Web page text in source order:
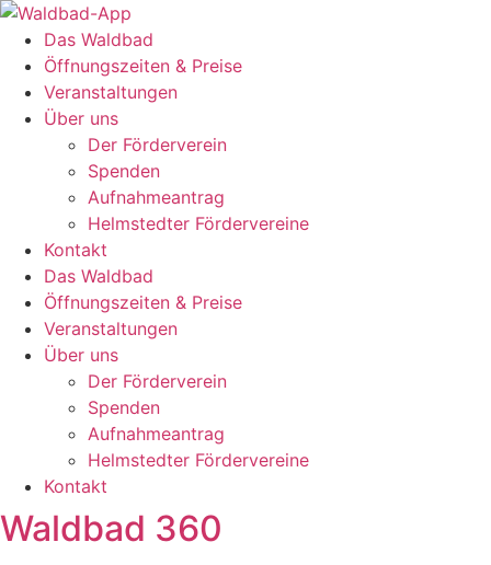
Zum
Inhalt
springen
Das Waldbad
Öffnungszeiten & Preise
Veranstaltungen
Über uns
Der Förderverein
Spenden
Aufnahmeantrag
Helmstedter Fördervereine
Kontakt
Das Waldbad
Öffnungszeiten & Preise
Veranstaltungen
Über uns
Der Förderverein
Spenden
Aufnahmeantrag
Helmstedter Fördervereine
Kontakt
Waldbad 360